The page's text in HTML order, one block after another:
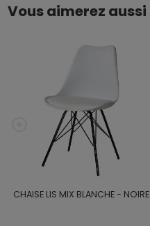
Vous aimerez aussi
CHAISE LIS MIX BLANCHE - NOIRE